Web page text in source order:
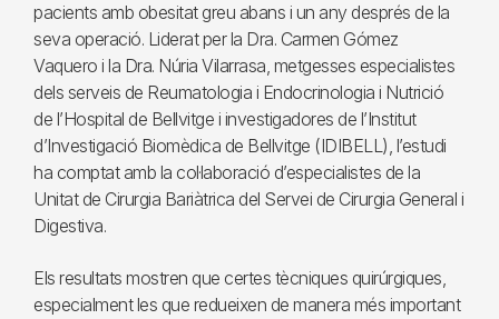
pacients amb obesitat greu abans i un any després de la
seva operació. Liderat per la Dra. Carmen Gómez
Vaquero i la Dra. Núria Vilarrasa, metgesses especialistes
dels serveis de Reumatologia i Endocrinologia i Nutrició
de l’Hospital de Bellvitge i investigadores de l’Institut
d’Investigació Biomèdica de Bellvitge (IDIBELL), l’estudi
ha comptat amb la col·laboració d’especialistes de la
Unitat de Cirurgia Bariàtrica del Servei de Cirurgia General i
Digestiva.
Els resultats mostren que certes tècniques quirúrgiques,
especialment les que redueixen de manera més important